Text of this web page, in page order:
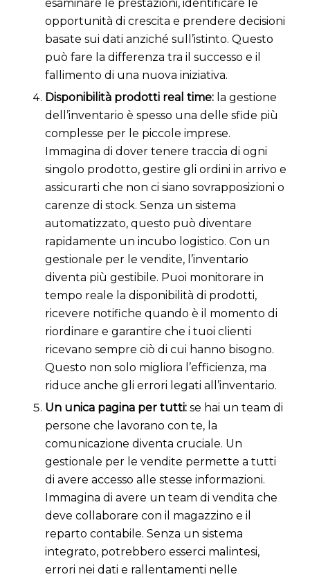
esaminare le prestazioni, identificare le
opportunità di crescita e prendere decisioni
basate sui dati anziché sull’istinto. Questo
può fare la differenza tra il successo e il
fallimento di una nuova iniziativa.
Disponibilità prodotti real time: la gestione
dell’inventario è spesso una delle sfide più
complesse per le piccole imprese.
Immagina di dover tenere traccia di ogni
singolo prodotto, gestire gli ordini in arrivo e
assicurarti che non ci siano sovrapposizioni o
carenze di stock. Senza un sistema
automatizzato, questo può diventare
rapidamente un incubo logistico. Con un
gestionale per le vendite, l’inventario
diventa più gestibile. Puoi monitorare in
tempo reale la disponibilità di prodotti,
ricevere notifiche quando è il momento di
riordinare e garantire che i tuoi clienti
ricevano sempre ciò di cui hanno bisogno.
Questo non solo migliora l’efficienza, ma
riduce anche gli errori legati all’inventario.
Un unica pagina per tutti: se hai un team di
persone che lavorano con te, la
comunicazione diventa cruciale. Un
gestionale per le vendite permette a tutti
di avere accesso alle stesse informazioni.
Immagina di avere un team di vendita che
deve collaborare con il magazzino e il
reparto contabile. Senza un sistema
integrato, potrebbero esserci malintesi,
errori nei dati e rallentamenti nelle